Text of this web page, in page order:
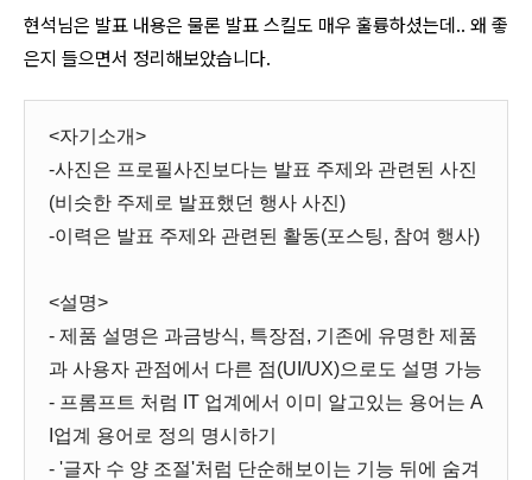
현석님은 발표 내용은 물론 발표 스킬도 매우 훌륭하셨는데.. 왜 좋
은지 들으면서 정리해보았습니다.
<자기소개>
-사진은 프로필사진보다는 발표 주제와 관련된 사진
(비슷한 주제로 발표했던 행사 사진)
-이력은 발표 주제와 관련된 활동(포스팅, 참여 행사)
<설명>
- 제품 설명은 과금방식, 특장점, 기존에 유명한 제품
과 사용자 관점에서 다른 점(UI/UX)으로도 설명 가능
- 프롬프트 처럼 IT 업계에서 이미 알고있는 용어는 A
I업계 용어로 정의 명시하기
- '글자 수 양 조절'처럼 단순해보이는 기능 뒤에 숨겨